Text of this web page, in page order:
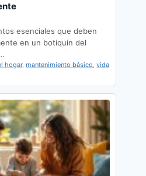
esenciales que deben
en un botiquín del
hogar,mantenimiento básico,vida